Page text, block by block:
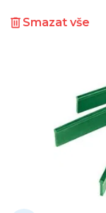
Smazat vše